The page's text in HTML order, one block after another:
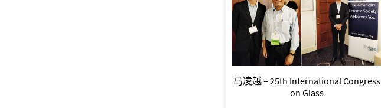
马凌越 – 25th International Congress
on Glass